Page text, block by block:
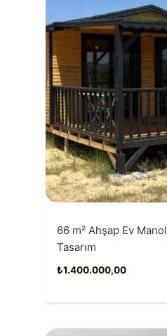
66 m² Ahşap Ev
Tasarım
₺1.400.000,00